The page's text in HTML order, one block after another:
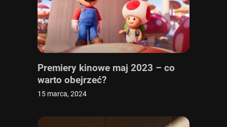
Premiery kinowe maj 2023 – co
warto obejrzeć?
15 marca, 2024